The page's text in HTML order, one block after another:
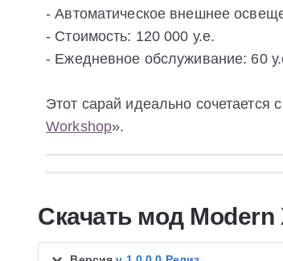
- Автоматическое внешнее
- Стоимость: 120 000 у.е.
- Ежедневное обслуживание: 60
Этот сарай идеально сочетается
Workshop».
Скачать мод Modern